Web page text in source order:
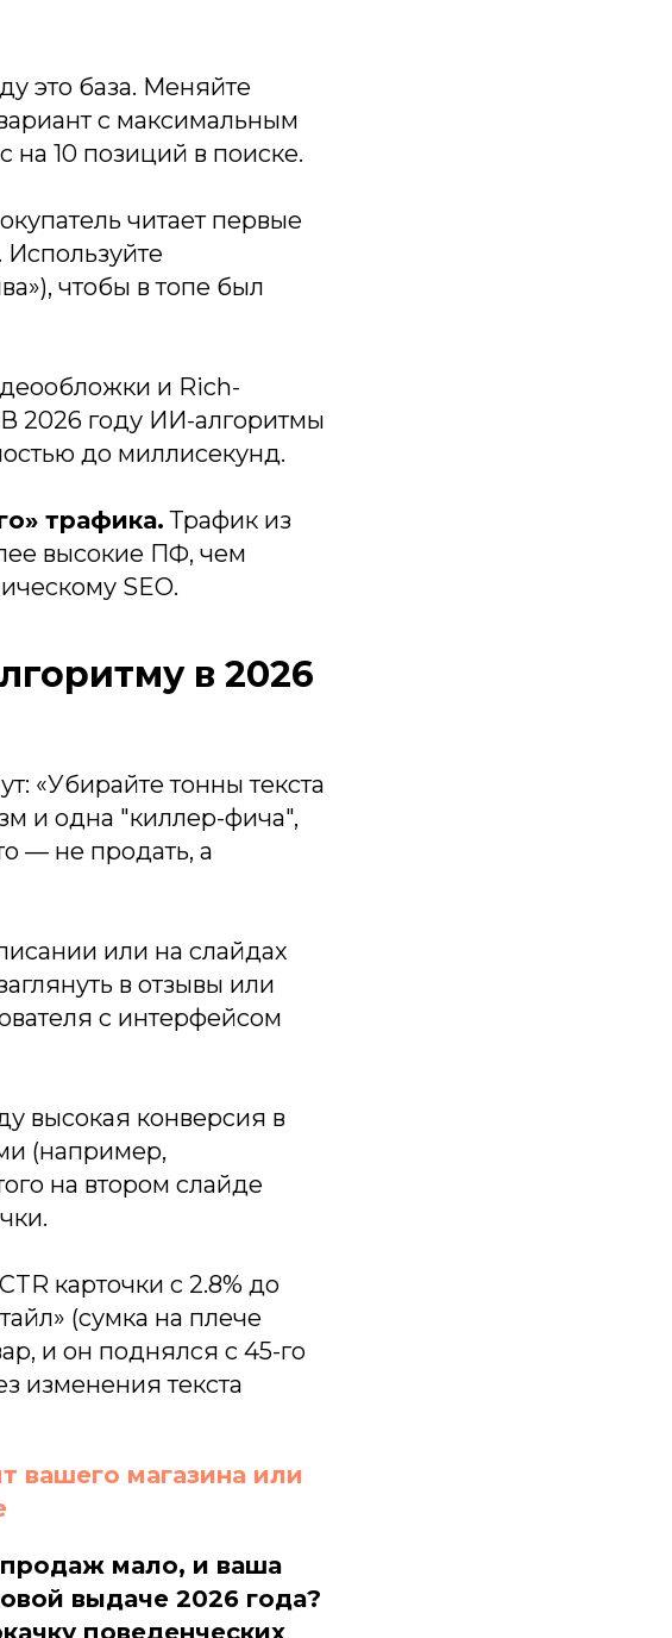
это база. Меняйте
с максимальным
на 10 позиций в поиске.
читает первые
Используйте
чтобы в топе был
и Rich-
В 2026 году ИИ-алгоритмы
до миллисекунд.
трафика. Трафик из
высокие ПФ, чем
SEO.
в 2026
«Убирайте тонны текста
и одна "киллер-фича",
— не продать, а
или на слайдах
в отзывы или
с интерфейсом
высокая конверсия в
(например,
на втором слайде
карточки с 2.8% до
(сумка на плече
и он поднялся с 45-го
изменения текста
вашего магазина или
продаж мало, и ваша
выдаче 2026 года?
поведенческих